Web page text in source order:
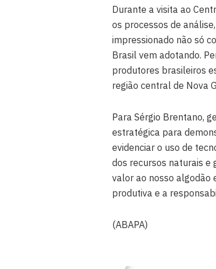
Durante a visita ao
os processos de
impressionado não só
Brasil vem adotando.
produtores brasileiros
região central de Nova
Para Sérgio Brentano,
estratégica para
evidenciar o uso de
dos recursos naturais e
valor ao nosso algodão
produtiva e a
(ABAPA)